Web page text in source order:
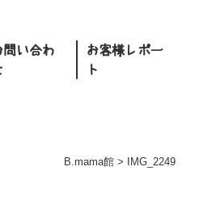
問い合わ
お客様レポー
ト
B.mama館 > IMG_2249